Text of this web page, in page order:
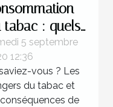
tabac : quels
sur la
?
5 septembre
12:36
vous ? Les
du tabac et
de